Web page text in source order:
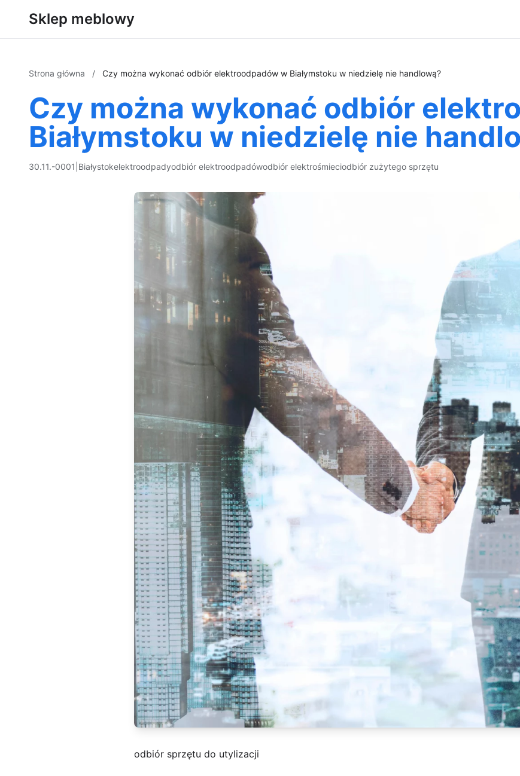
Sklep meblowy
Strona główna / Czy można wykonać odbiór elektroodpadów w Białymstoku w niedzielę nie handlową?
Czy można wykonać odbiór
Białymstoku w niedzielę nie
30.11.-0001 Białystokelektroodpadyodbiór elektroodpadówodbiór elektrośmieciodbiór zużytego sprzętu
odbiór sprzętu do utylizacji